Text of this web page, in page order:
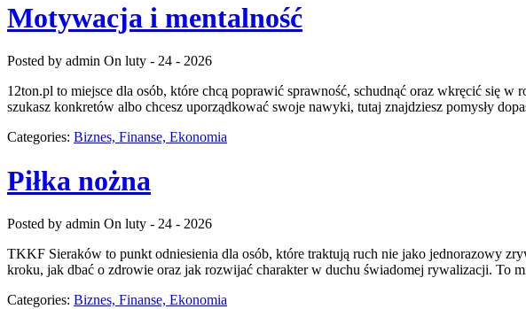
Motywacja i mentalność
Posted by admin On luty - 24 - 2026
12ton.pl to miejsce dla osób, które chcą poprawić sprawność, schudnąć oraz wkręcić się
szukasz konkretów albo chcesz uporządkować swoje nawyki, tutaj znajdziesz pomysły
Categories: Biznes, Finanse, Ekonomia
Piłka nożna
Posted by admin On luty - 24 - 2026
TKKF Sieraków to punkt odniesienia dla osób, które traktują ruch nie jako jednorazowy
kroku, jak dbać o zdrowie oraz jak rozwijać charakter w duchu świadomej rywalizacji. To
Categories: Biznes, Finanse, Ekonomia